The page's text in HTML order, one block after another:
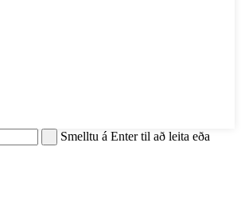
Smelltu á Enter til að leita eða